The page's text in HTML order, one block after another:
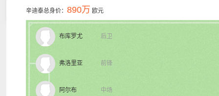
辛迪泰总身价： 890万 欧元
后卫
布库罗尤
前锋
弗洛里亚
中场
阿尔布